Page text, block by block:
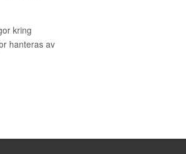
kring
hanteras av